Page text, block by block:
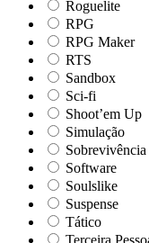
Roguelite
RPG
RPG Maker
RTS
Sandbox
Sci-fi
Shoot’em Up
Simulação
Sobrevivência
Software
Soulslike
Suspense
Tático